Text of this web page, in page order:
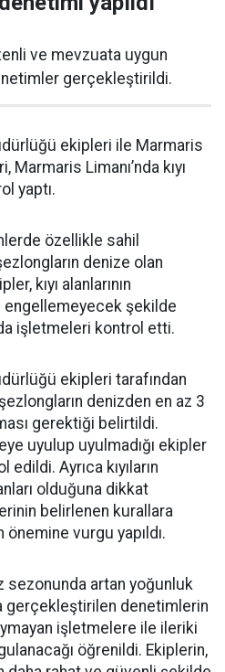
ve mevzuata uygun
gerçekleştirildi.
ekipleri ile Marmaris
Limanı’nda kıyı
yaptı.
özellikle sahil
denize olan
kıyı alanlarının
engellemeyecek şekilde
işletmeleri kontrol etti.
ekipleri tarafından
denizden en az 3
gerektiği belirtildi.
uyulup uyulmadığı ekipler
Ayrıca kıyıların
olduğuna dikkat
belirlenen kurallara
vurgu yapıldı.
sezonunda artan yoğunluk
gerçekleştirilen denetimlerin
işletmelere ile ileriki
öğrenildi. Ekiplerin,